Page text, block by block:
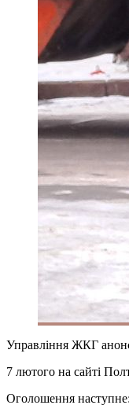
Управління ЖКГ
7 лютого на сайті
Оголошення наступне: